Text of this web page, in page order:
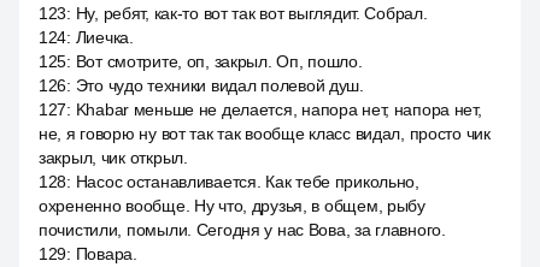
123: Ну, ребят, как-то вот так вот выглядит. Собрал.
124: Лиечка.
125: Вот смотрите, оп, закрыл. Оп, пошло.
126: Это чудо техники видал полевой душ.
127: Khabar меньше не делается, напора нет, напора нет,
не, я говорю ну вот так так вообще класс видал, просто чик
закрыл, чик открыл.
128: Насос останавливается. Как тебе прикольно,
охрененно вообще. Ну что, друзья, в общем, рыбу
почистили, помыли. Сегодня у нас Вова, за главного.
129: Повара.